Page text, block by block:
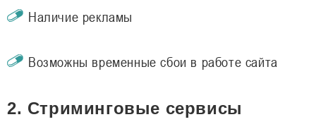
Наличие рекламы
Возможны временные сбои в работе сайта
2. Стриминговые сервисы